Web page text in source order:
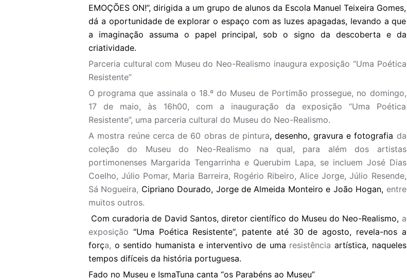
EMOÇÕES ON!”, dirigida a um grupo de alunos da Escola Manuel Teixeira Gomes,
dá a oportunidade de explorar o espaço com as luzes apagadas, levando a que
a imaginação assuma o papel principal, sob o signo da descoberta e da
criatividade.
Parceria cultural com Museu do Neo-Realismo inaugura exposição “Uma Poética
Resistente”
O programa que assinala o 18.º do Museu de Portimão prossegue, no domingo,
17 de maio, às 16h00, com a inauguração da exposição “Uma Poética
Resistente”, uma parceria cultural do Museu do Neo-Realismo.
A mostra reúne cerca de 60 obras de pintura, desenho, gravura e fotografia da
coleção do Museu do Neo-Realismo na qual, para além dos artistas
portimonenses Margarida Tengarrinha e Querubim Lapa, se incluem José Dias
Coelho, Júlio Pomar, Maria Barreira, Rogério Ribeiro, Alice Jorge, Júlio Resende,
Sá Nogueira, Cipriano Dourado, Jorge de Almeida Monteiro e João Hogan, entre
muitos outros.
Com curadoria de David Santos, diretor científico do Museu do Neo-Realismo, a
exposição “Uma Poética Resistente“, patente até 30 de agosto, revela-nos a
força, o sentido humanista e interventivo de uma resistência artística, naqueles
tempos difíceis da história portuguesa.
Fado no Museu e IsmaTuna canta “os Parabéns ao Museu”